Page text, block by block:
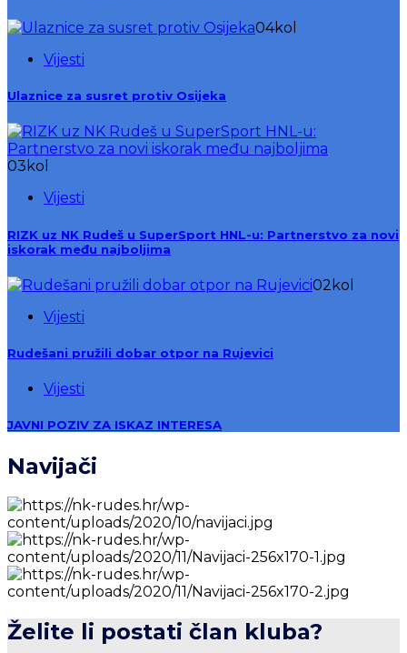
04kol
Vijesti
Ulaznice za susret protiv Osijeka
03 kol
Vijesti
RIZK uz NK Rudeš u SuperSport HNL-u: Partnerstvo za novi
iskorak među najboljima
02 kol
Vijesti
Rudešani pružili dobar otpor na Rujevici
Vijesti
JAVNI POZIV ZA ISKAZ INTERESA
Navijači
Želite li postati član kluba?